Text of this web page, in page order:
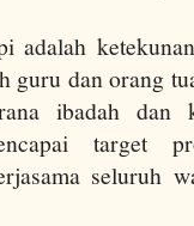
adalah
guru dan orang
ibadah
target
seluruh